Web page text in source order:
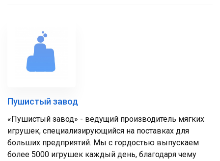
Пушистый завод
«Пушистый завод» - ведущий производитель мягких
игрушек, специализирующийся на поставках для
больших предприятий. Мы с гордостью выпускаем
более 5000 игрушек каждый день, благодаря чему